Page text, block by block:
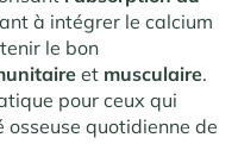
à intégrer le calcium
le bon
et musculaire.
pour ceux qui
quotidienne de